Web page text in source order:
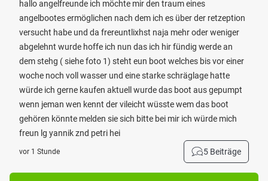
hallo angelfreunde ich möchte mir den traum eines
angelbootes ermöglichen nach dem ich es über der retzeption
versucht habe und da frereuntlixhst naja mehr oder weniger
abgelehnt wurde hoffe ich nun das ich hir fündig werde an
dem stehg ( siehe foto 1) steht eun boot welches bis vor einer
woche noch voll wasser und eine starke schräglage hatte
würde ich gerne kaufen aktuell wurde das boot aus gepumpt
wenn jeman wen kennt der vileicht wüsste wem das boot
gehören könnte melden sie sich bitte bei mir ich würde mich
freun lg yannik znd petri hei
vor 1 Stunde 5 Beiträge